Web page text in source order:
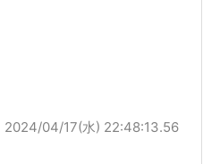
2024/04/17(水) 22:48:13.56